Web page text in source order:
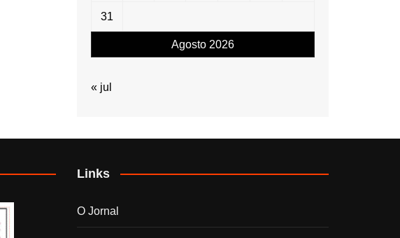
Agosto 2026
31
« jul
Links
O Jornal